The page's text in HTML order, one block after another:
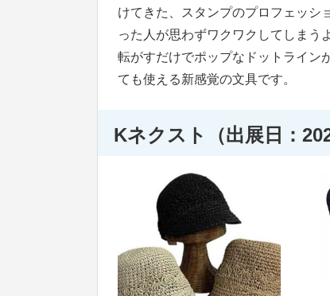
けてきた、スタンプのプロフェッシ
った人が思わずワクワクしてしまう
転がすだけでポップなドットライン
ても使える新感覚の文具です。
Kネクスト（出展日：